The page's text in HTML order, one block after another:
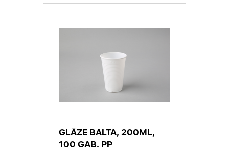
GLĀZE BALTA, 200ML,
100 GAB. PP